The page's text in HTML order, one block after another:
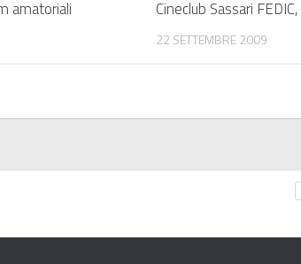
amatoriali Cineclub Sassari
22 SETTEMBRE 2009